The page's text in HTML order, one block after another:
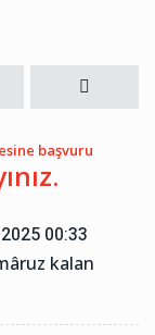
başvuru
00:33
kalan